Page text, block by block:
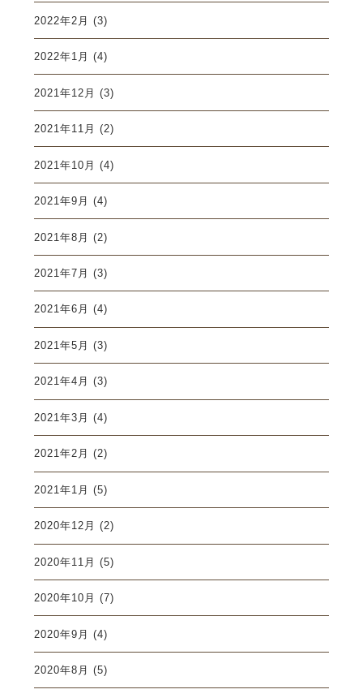
2022年2月 (3)
2022年1月 (4)
2021年12月 (3)
2021年11月 (2)
2021年10月 (4)
2021年9月 (4)
2021年8月 (2)
2021年7月 (3)
2021年6月 (4)
2021年5月 (3)
2021年4月 (3)
2021年3月 (4)
2021年2月 (2)
2021年1月 (5)
2020年12月 (2)
2020年11月 (5)
2020年10月 (7)
2020年9月 (4)
2020年8月 (5)